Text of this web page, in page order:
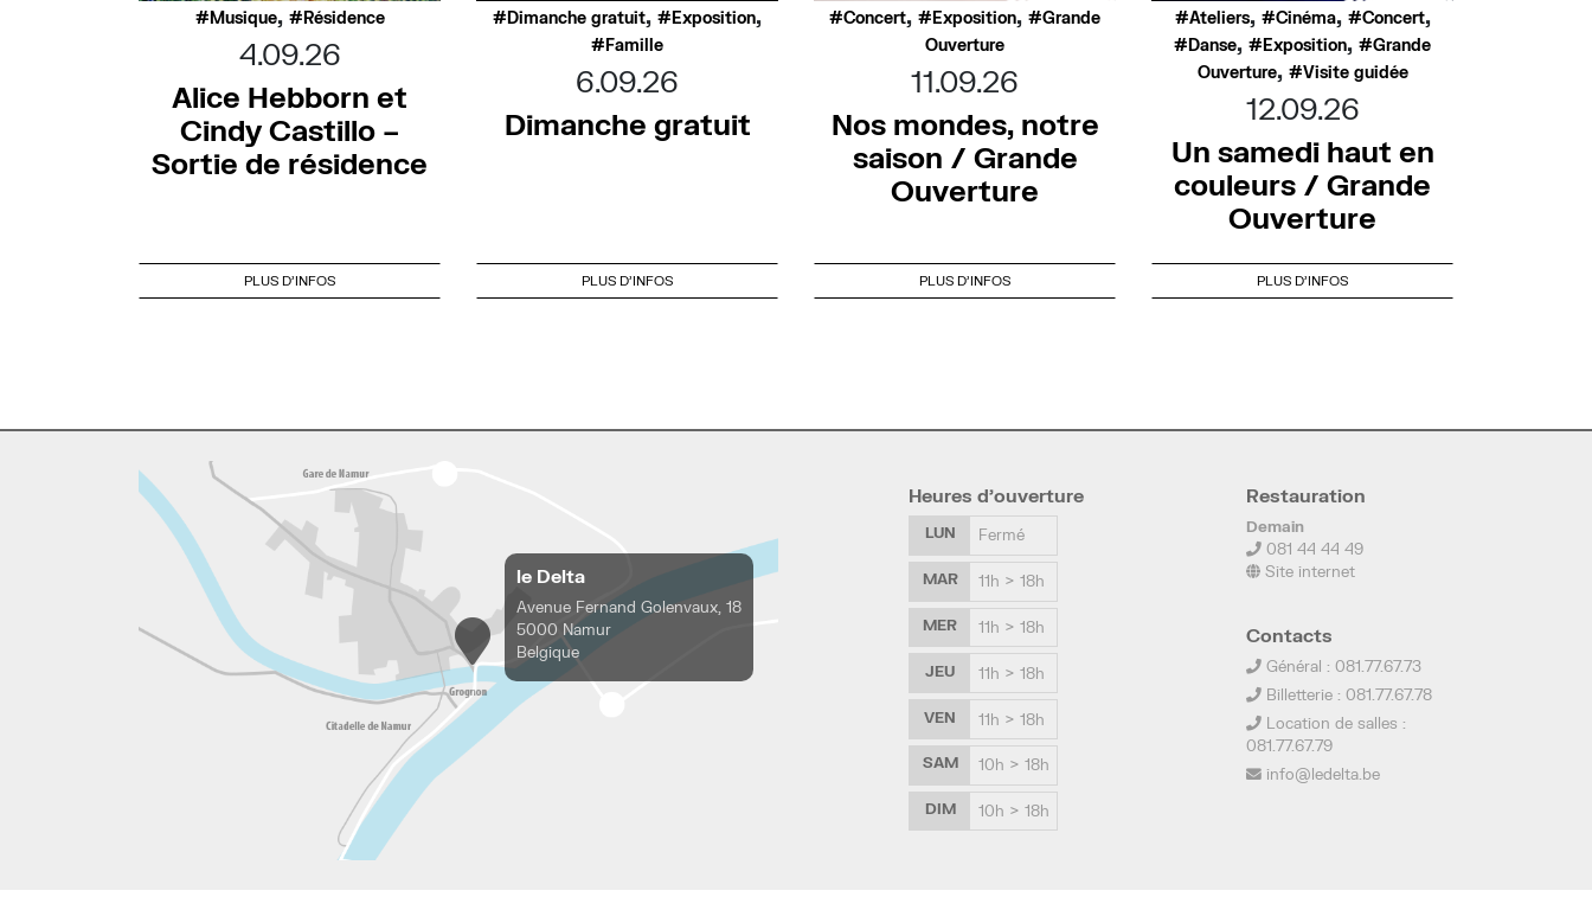
Musique, Résidence
4.09.26
Alice Hebborn et
Cindy Castillo –
Sortie de résidence
PLUS D'INFOS
Dimanche gratuit, Exposition,
Famille
6.09.26
Dimanche gratuit
PLUS D'INFOS
Concert, Exposition,
Grande
Ouverture
11.09.26
Nos mondes, notre
saison / Grande
Ouverture
PLUS D'INFOS
Ateliers, Cinéma, Concert,
Danse, Exposition,
Grande
Ouverture, Visite guidée
12.09.26
Un samedi haut en
couleurs / Grande
Ouverture
PLUS D'INFOS
le Delta
Avenue Fernand Golenvaux, 18
5000 Namur
Belgique
Heures d’ouverture
LUN Fermé
MAR 11h > 18h
MER 11h > 18h
JEU 11h > 18h
VEN 11h > 18h
SAM 10h > 18h
DIM 10h > 18h
Restauration
Demain
081 44 44 49
Site internet
Contacts
Général : 081.77.67.73
Billetterie : 081.77.67.78
Location de salles :
081.77.67.79
info@ledelta.be